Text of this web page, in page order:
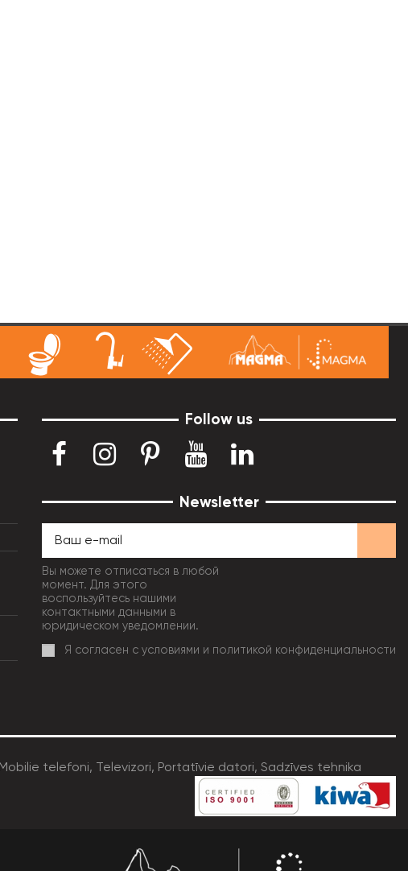
Follow us
Newsletter
Вы можете отписаться в любой
момент. Для этого
воспользуйтесь нашими
контактными данными в
юридическом уведомлении.
Я согласен с условиями и политикой конфиденциальности